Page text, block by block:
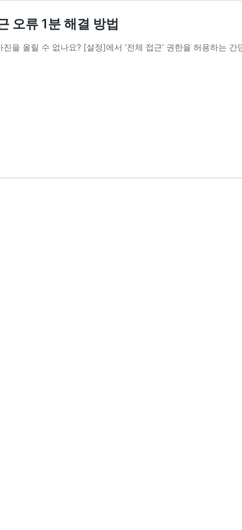
오류 1분 해결 방법
을 올릴 수 없나요? [설정]에서 ‘전체 접근’ 권한을 허용하는